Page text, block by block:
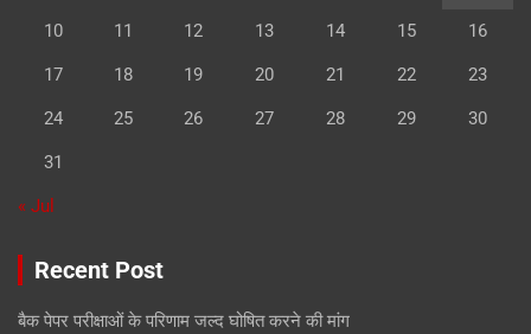
10 11 12 13 14 15 16
17 18 19 20 21 22 23
24 25 26 27 28 29 30
31
« Jul
Recent Post
बैक पेपर परीक्षाओं के परिणाम जल्द घोषित करने की मांग